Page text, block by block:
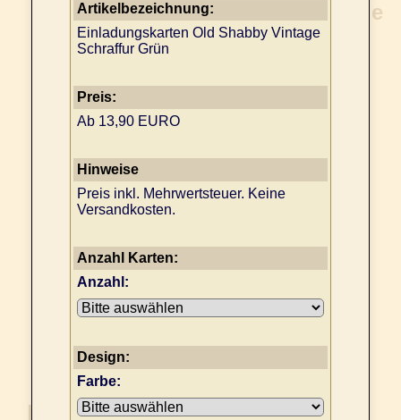
Artikelbezeichnung:
Einladungskarten Old Shabby Vintage
Schraffur Grün
Preis:
Ab 13,90 EURO
Hinweise
Preis inkl. Mehrwertsteuer. Keine
Versandkosten.
Anzahl Karten:
Anzahl:
Design:
Farbe: